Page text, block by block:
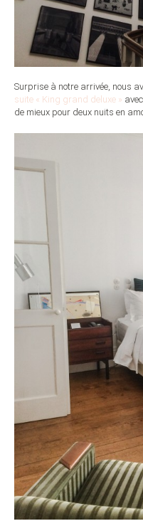
Surprise à notre arrivée, nous
suite « King grand deluxe »
de mieux pour deux nuits en